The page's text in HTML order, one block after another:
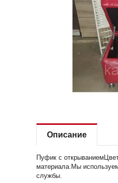
Описание
Пуфик с
материала.Мы
службы.